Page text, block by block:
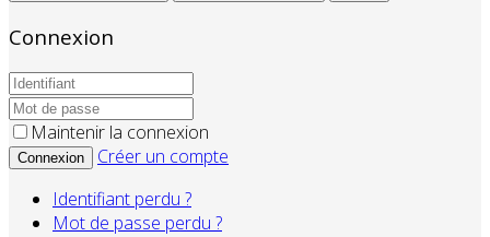
Connexion
Maintenir la connexion
Connexion
Créer un compte
Identifiant perdu ?
Mot de passe perdu ?